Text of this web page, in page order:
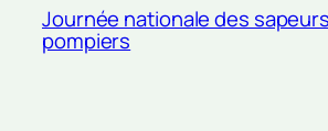
Journée nationale des
pompiers